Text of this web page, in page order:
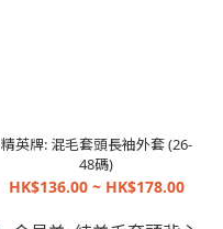
精英牌: 混毛套頭長袖外套 (26-
48碼)
HK$136.00 ~ HK$178.00